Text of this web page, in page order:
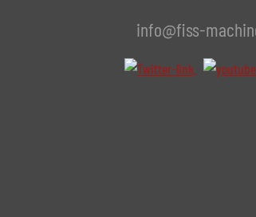
info@fiss-